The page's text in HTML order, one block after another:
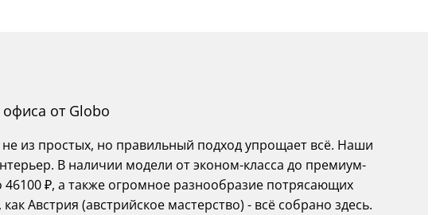
от Globo
из простых, но правильный подход упрощает всё. Наши
В наличии модели от эконом-класса до премиум-
46100 ₽, а также огромное разнообразие потрясающих
Австрия (австрийское мастерство) - всё собрано здесь.